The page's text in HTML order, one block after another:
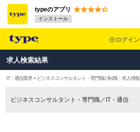
typeのアプリ
インストール
ログイン
求人検索結果
IT・通信業界 × ビジネスコンサルタント・専門職の転職・求人情報
ビジネスコンサルタント・専門職／IT・通信